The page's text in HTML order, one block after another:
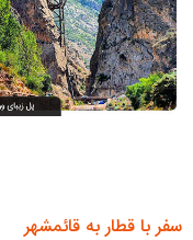
سفر با قطار به قائمشهر